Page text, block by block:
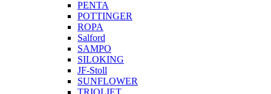
PENTA
POTTINGER
ROPA
Salford
SAMPO
SILOKING
JF-Stoll
SUNFLOWER
TRIOLIET